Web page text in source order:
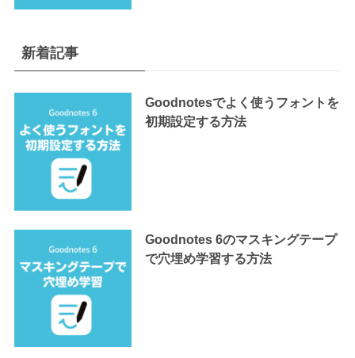
新着記事
Goodnotesでよく使うフォントを
初期設定する方法
Goodnotes 6のマスキングテープ
で穴埋め学習する方法